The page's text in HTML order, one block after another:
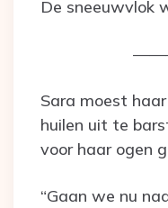
De sneeuwvlok
Sara moest
huilen uit te
voor haar ogen
“Gaan we nu